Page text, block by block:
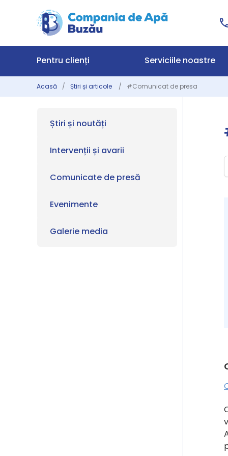
Pentru clienți Serviciile noastre
Acasă Știri și articole #Comunicat de presa
Știri și noutăți
Intervenții și avarii
Comunicate de presă
Evenimente
Galerie media